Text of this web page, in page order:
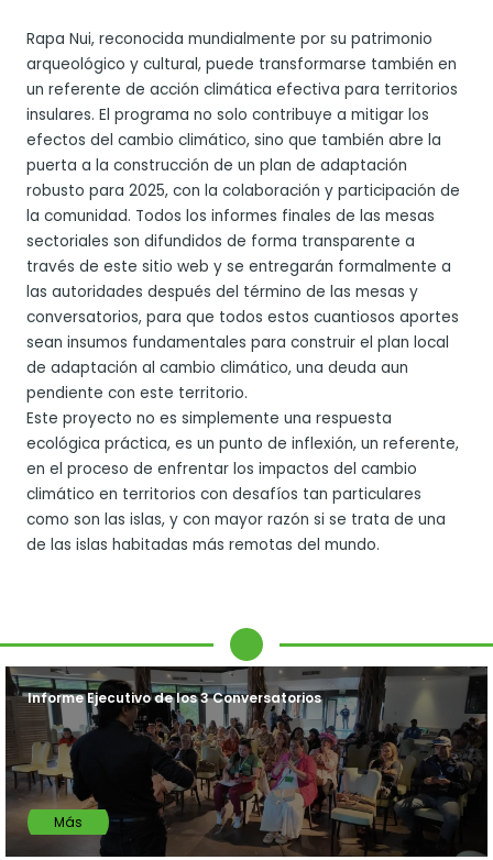
Rapa Nui, reconocida mundialmente por su patrimonio
arqueológico y cultural, puede transformarse también en
un referente de acción climática efectiva para territorios
insulares. El programa no solo contribuye a mitigar los
efectos del cambio climático, sino que también abre la
puerta a la construcción de un plan de adaptación
robusto para 2025, con la colaboración y participación de
la comunidad. Todos los informes finales de las mesas
sectoriales son difundidos de forma transparente a
través de este sitio web y se entregarán formalmente a
las autoridades después del término de las mesas y
conversatorios, para que todos estos cuantiosos aportes
sean insumos fundamentales para construir el plan local
de adaptación al cambio climático, una deuda aun
pendiente con este territorio.
Este proyecto no es simplemente una respuesta
ecológica práctica, es un punto de inflexión, un referente,
en el proceso de enfrentar los impactos del cambio
climático en territorios con desafíos tan particulares
como son las islas, y con mayor razón si se trata de una
de las islas habitadas más remotas del mundo.
Informe Ejecutivo de los 3 Conversatorios
Más